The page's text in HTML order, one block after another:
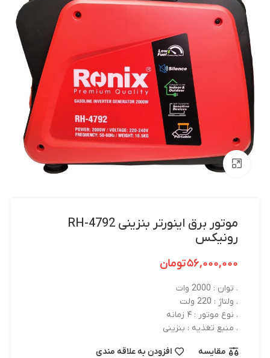
بزرگنمایی تصویر
موتور برق اینورتر بنزینی RH-4792
رونیکس
۵۶,۰۰۰,۰۰۰تومان
. توان : 2000 وات
. ولتاژ : 220 ولت
. نوع موتور : ۴ زمانه
. منبع تغذیه : بنزینی
مقایسه افزودن به علاقه مندی